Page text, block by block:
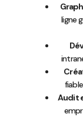
ligne
Audit